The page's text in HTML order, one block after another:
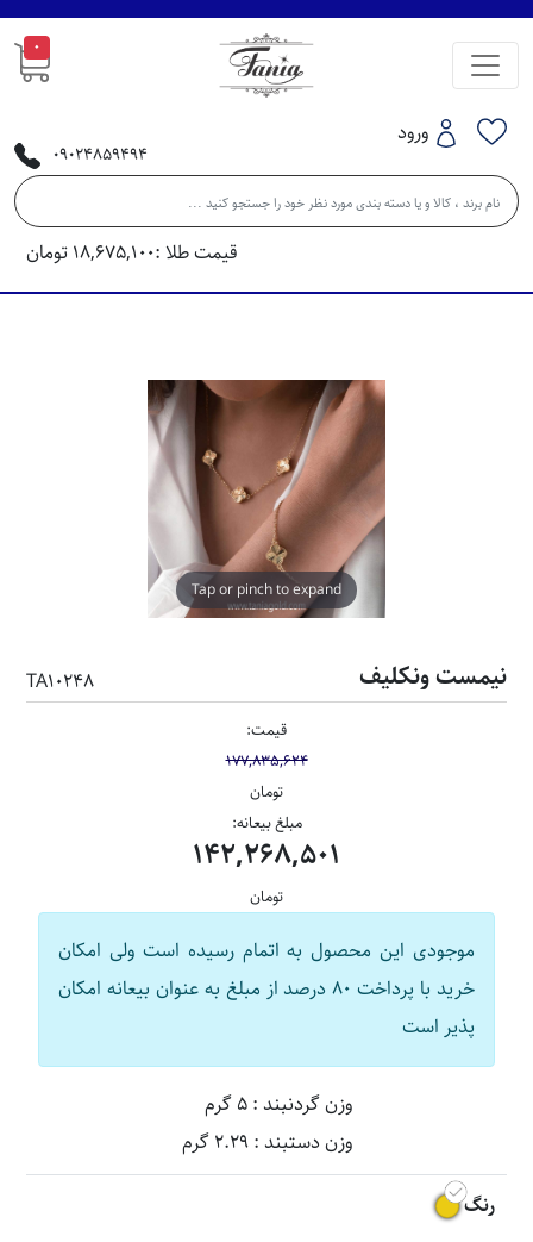
ورود
09024859494
قیمت طلا :18,675,100تومان
Tap or pinch to expand
نیمست ونکلیف TA10248
قیمت:
177,835,624
تومان
مبلغ بیعانه:
142,268,501
تومان
موجودی این محصول به اتمام رسیده است ولی امکان
خرید با پرداخت 80 درصد از مبلغ به عنوان بیعانه امکان
پذیر است
وزن گردنبند : 5 گرم
وزن دستبند : 2.29 گرم
رنگ